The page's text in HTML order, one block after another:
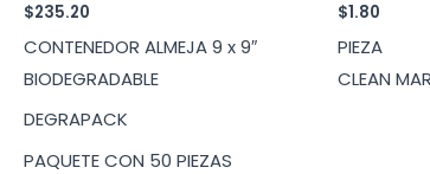
$235.20
CONTENEDOR ALMEJA 9 x 9″
BIODEGRADABLE
DEGRAPACK
PAQUETE CON 50 PIEZAS
$1.80
PIEZA
CLEAN